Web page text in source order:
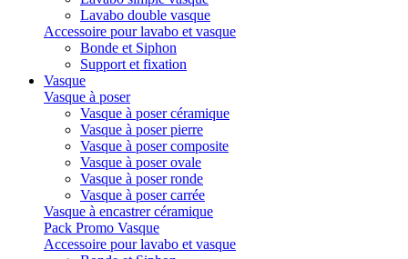
Lavabo double vasque
Accessoire pour lavabo et vasque
Bonde et Siphon
Support et fixation
Vasque
Vasque à poser
Vasque à poser céramique
Vasque à poser pierre
Vasque à poser composite
Vasque à poser ovale
Vasque à poser ronde
Vasque à poser carrée
Vasque à encastrer céramique
Pack Promo Vasque
Accessoire pour lavabo et vasque